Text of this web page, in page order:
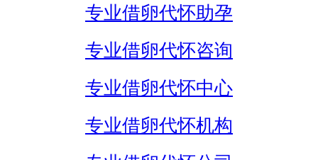
专业借卵代怀助孕
专业借卵代怀咨询
专业借卵代怀中心
专业借卵代怀机构